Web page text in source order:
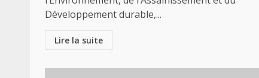
Développement durable,...
Lire la suite